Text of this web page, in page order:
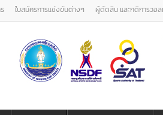
ใบสมัครการแข่งขันต่างๆ ผู้ตัดสิน และกติการวอ